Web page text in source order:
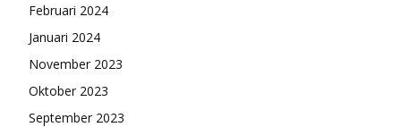
Februari 2024
Januari 2024
November 2023
Oktober 2023
September 2023